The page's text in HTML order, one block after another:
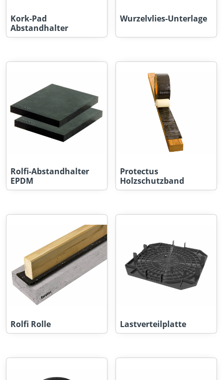
Kork-Pad
Abstandhalter
Wurzelvlies-Unterlage
Rolfi-Abstandhalter
EPDM
Protectus
Holzschutzband
Rolfi Rolle Lastverteilplatte